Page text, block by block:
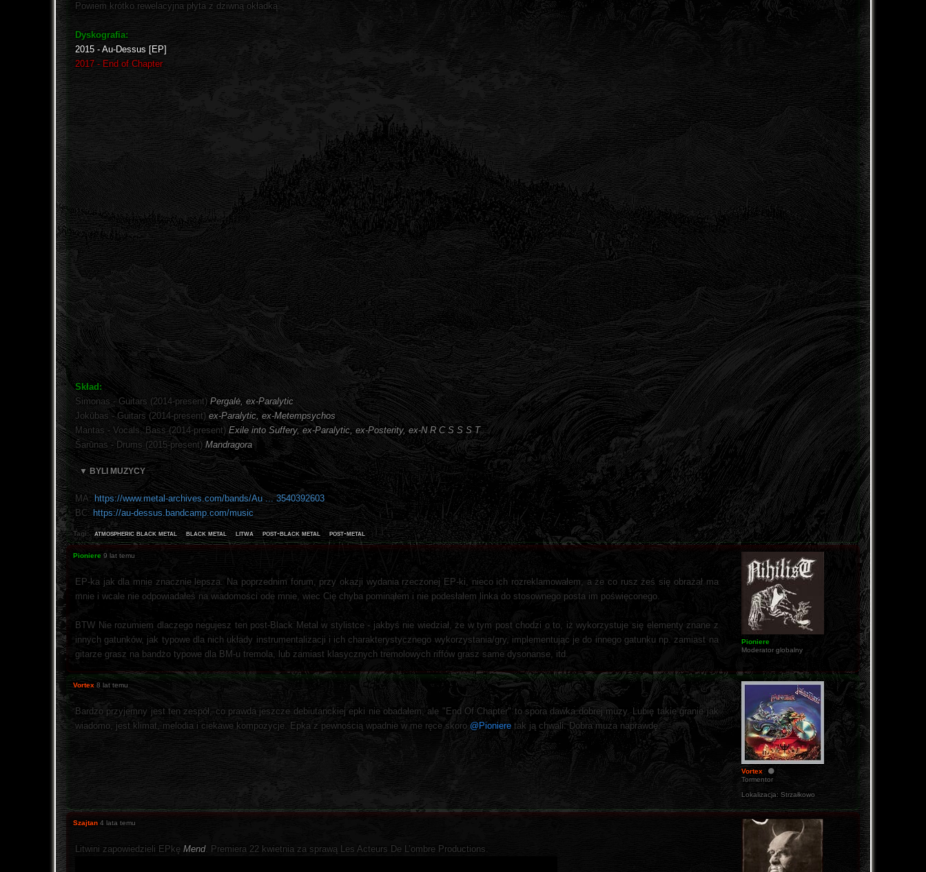
Powiem krótko rewelacyjna płyta z dziwną okładką.
Dyskografia:
2015 - Au-Dessus [EP]
2017 - End of Chapter
Skład:
Simonas - Guitars (2014-present) Pergalė, ex-Paralytic
Jokūbas - Guitars (2014-present)ex-Paralytic, ex-Metempsychos
Mantas - Vocals, Bass (2014-present) Exile into Suffery, ex-Paralytic, ex-Posterity, ex-N R C S S S T
Šarūnas - Drums (2015-present) Mandragora
▼ BYLI MUZYCY
MA: https://www.metal-archives.com/bands/Au ... 3540392603
BC: https://au-dessus.bandcamp.com/music
Tagi: atmospheric black metal black metal litwa post-black metal post-metal
Pioniere
Moderator globalny
Pioniere 9 lat temu
EP-ka jak dla mnie znacznie lepsza. Na poprzednim forum, przy okazji wydania rzeczonej EP-ki, nieco ich rozreklamowałem, a że co rusz żeś się obrażał ma
mnie i wcale nie odpowiadałeś na wiadomości ode mnie, wiec Cię chyba pominąłem i nie podesłałem linka do stosownego posta im poświęconego.
BTW Nie rozumiem dlaczego negujesz ten post-Black Metal w stylistce - jakbyś nie wiedział, że w tym post chodzi o to, iż wykorzystuje się elementy znane z
innych gatunków, jak typowe dla nich układy instrumentalizacji i ich charakterystycznego wykorzystania/gry, implementując je do innego gatunku np. zamiast na
gitarze grasz na bandżo typowe dla BM-u tremola, lub zamiast klasycznych tremolowych riffów grasz same dysonanse, itd.
Vortex
Tormentor
Lokalizacja: Strzałkowo
Vortex 8 lat temu
Bardzo przyjemny jest ten zespół, co prawda jeszcze debiutanckiej epki nie obadałem, ale "End Of Chapter" to spora dawka dobrej muzy. Lubię takie granie jak
wiadomo, jest klimat, melodia i ciekawe kompozycje. Epka z pewnością wpadnie w me ręce skoro @Pioniere tak ją chwali. Dobra muza naprawdę.
Szajtan 4 lata temu
Litwini zapowiedzieli EPkę Mend. Premiera 22 kwietnia za sprawą Les Acteurs De L’ombre Productions.